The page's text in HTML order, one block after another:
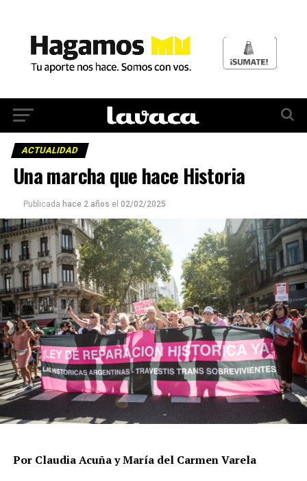
ACTUALIDAD
Una marcha que hace Historia
Publicada hace 2 años el 02/02/2025
Por Claudia Acuña y María del Carmen Varela